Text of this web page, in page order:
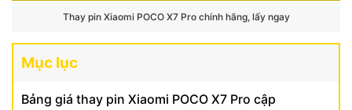
Thay pin Xiaomi POCO X7 Pro chính hãng, lấy ngay
Mục lục
Bảng giá thay pin Xiaomi POCO X7 Pro cập